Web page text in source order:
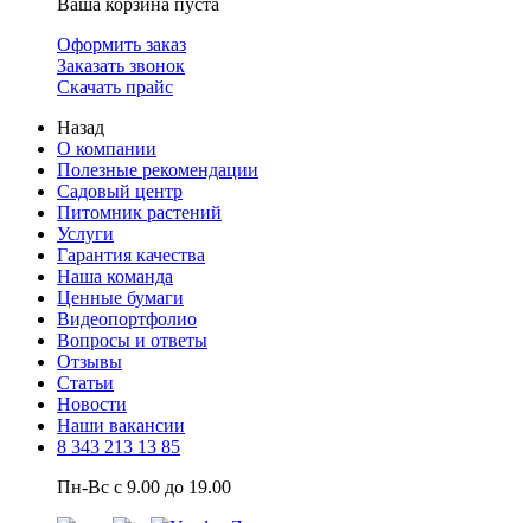
Ваша корзина пуста
Оформить заказ
Заказать звонок
Скачать прайс
Назад
О компании
Полезные рекомендации
Садовый центр
Питомник растений
Услуги
Гарантия качества
Наша команда
Ценные бумаги
Видеопортфолио
Вопросы и ответы
Отзывы
Статьи
Новости
Наши вакансии
8 343 213 13 85
Пн-Вс с 9.00 до 19.00